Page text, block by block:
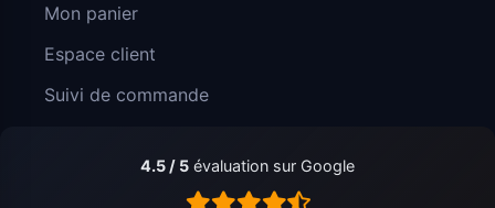
Mon panier
Espace client
Suivi de commande
4.5 / 5 évaluation sur Google